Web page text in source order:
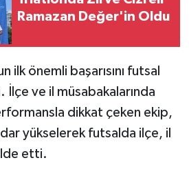
Ramazan Değer'in Oldu
ilk önemli başarısını futsal
İlçe ve il müsabakalarında
dikkat çeken ekip,
yükselerek futsalda ilçe, il
etti.